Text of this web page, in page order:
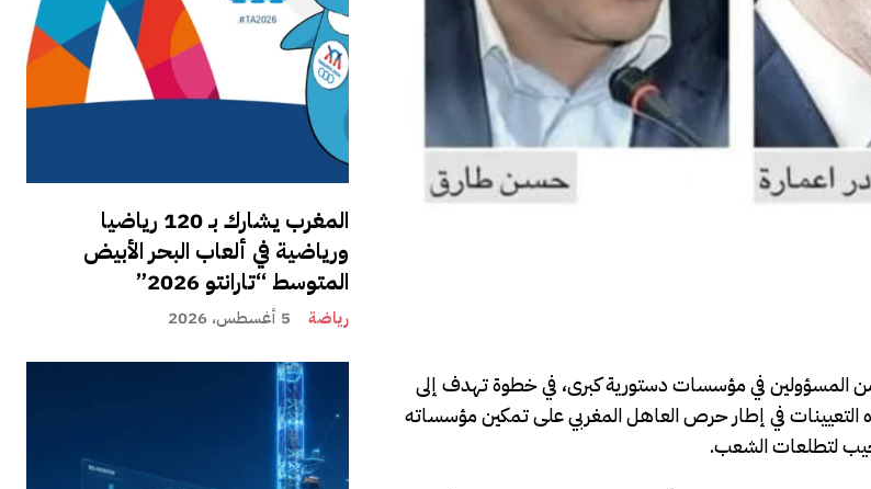
المغرب يشارك بـ 120 رياضيا
ورياضية في ألعاب البحر الأبيض
المتوسط “تارانتو 2026”
رياضة 5 أغسطس، 2026
الاثنين 24 مارس 2025، على تعيين عدد من المسؤولين في مؤسسات دستورية كبرى، في خطوة تهدف إلى
التعيينات في إطار حرص العاهل المغربي على تمكين مؤسساته
لتطلعات الشعب.